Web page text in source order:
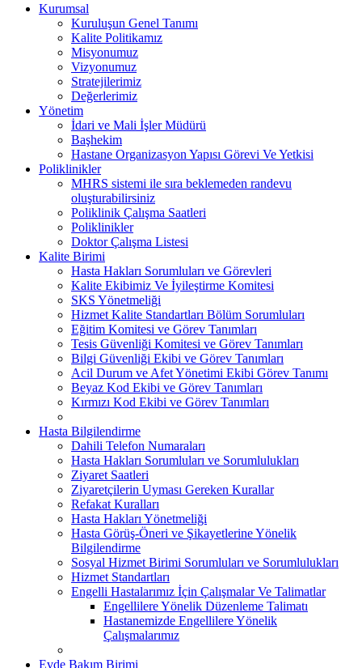
Kurumsal
Kuruluşun Genel Tanımı
Kalite Politikamız
Misyonumuz
Vizyonumuz
Stratejilerimiz
Değerlerimiz
Yönetim
İdari ve Mali İşler Müdürü
Başhekim
Hastane Organizasyon Yapısı Görevi Ve Yetkisi
Poliklinikler
MHRS sistemi ile sıra beklemeden randevu
oluşturabilirsiniz
Poliklinik Çalışma Saatleri
Poliklinikler
Doktor Çalışma Listesi
Kalite Birimi
Hasta Hakları Sorumluları ve Görevleri
Kalite Ekibimiz Ve İyileştirme Komitesi
SKS Yönetmeliği
Hizmet Kalite Standartları Bölüm Sorumluları
Eğitim Komitesi ve Görev Tanımları
Tesis Güvenliği Komitesi ve Görev Tanımları
Bilgi Güvenliği Ekibi ve Görev Tanımları
Acil Durum ve Afet Yönetimi Ekibi Görev Tanımı
Beyaz Kod Ekibi ve Görev Tanımları
Kırmızı Kod Ekibi ve Görev Tanımları
Hasta Bilgilendirme
Dahili Telefon Numaraları
Hasta Hakları Sorumluları ve Sorumlulukları
Ziyaret Saatleri
Ziyaretçilerin Uyması Gereken Kurallar
Refakat Kuralları
Hasta Hakları Yönetmeliği
Hasta Görüş-Öneri ve Şikayetlerine Yönelik
Bilgilendirme
Sosyal Hizmet Birimi Sorumluları ve Sorumlulukları
Hizmet Standartları
Engelli Hastalarımız İçin Çalışmalar Ve Talimatlar
Engellilere Yönelik Düzenleme Talimatı
Hastanemizde Engellilere Yönelik
Çalışmalarımız
Evde Bakım Birimi